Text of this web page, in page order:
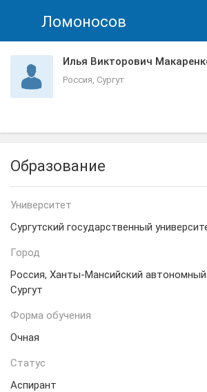
Ломоносов
Илья Викторович
Россия, Сургут
Образование
Университет
Сургутский государственный
Город
Россия, Ханты-Мансийский автономный
Сургут
Форма обучения
Очная
Статус
Аспирант